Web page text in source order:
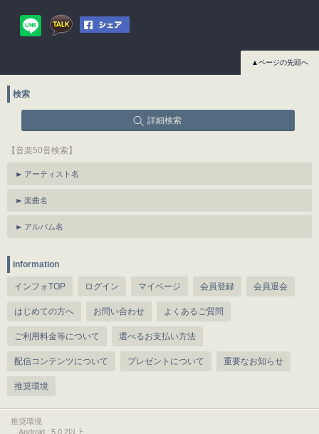
▲ページの先頭へ
検索
詳細検索
【音楽50音検索】
アーティスト名
楽曲名
アルバム名
information
インフォTOP ログイン マイページ 会員登録 会員退会
はじめての方へ お問い合わせ よくあるご質問
ご利用料金等について 選べるお支払い方法
配信コンテンツについて プレゼントについて 重要なお知らせ
推奨環境
推奨環境
Android : 5.0.2以上